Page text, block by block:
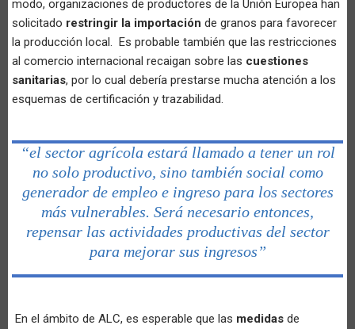
modo, organizaciones de productores de la Unión Europea han
solicitado restringir la importación de granos para favorecer
la producción local. Es probable también que las restricciones
al comercio internacional recaigan sobre las cuestiones
sanitarias, por lo cual debería prestarse mucha atención a los
esquemas de certificación y trazabilidad.
“el sector agrícola estará llamado a tener un rol
no solo productivo, sino también social como
generador de empleo e ingreso para los sectores
más vulnerables. Será necesario entonces,
repensar las actividades productivas del sector
para mejorar sus ingresos”
En el ámbito de ALC, es esperable que las medidas de